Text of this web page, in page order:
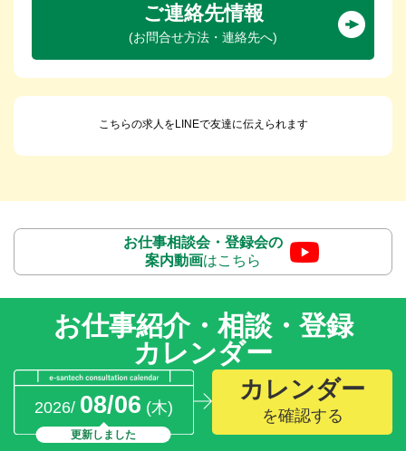
ご連絡先情報
(お問合せ方法・連絡先へ)
こちらの求人をLINEで友達に伝えられます
お仕事相談会・登録会の
案内動画はこちら
お仕事紹介・相談・登録
カレンダー
2026/ 08/06 (木)
更新しました
カレンダー
を確認する